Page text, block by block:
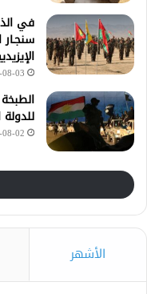
في
03
02
الأشهر